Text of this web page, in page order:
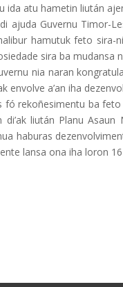
ida atu hametin liután
ajuda Guvernu Timor-
hamutuk feto
sira ba mudansa
nia naran
a’an iha
fó rekoñesimentu ba
liután Planu
haburas
lansa ona iha loron